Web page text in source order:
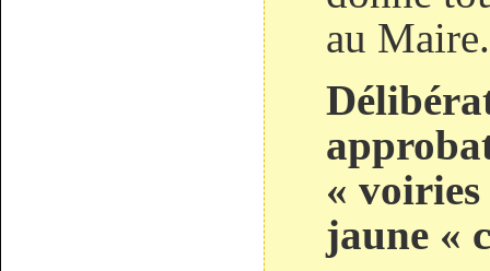
au Maire.
« voiries
jaune «